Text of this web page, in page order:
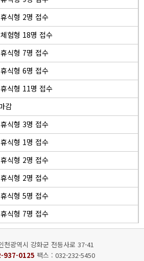
식형 2명 접수
험형 18명 접수
식형 7명 접수
식형 6명 접수
식형 11명 접수
감
식형 3명 접수
식형 1명 접수
식형 2명 접수
식형 2명 접수
식형 5명 접수
식형 7명 접수
천광역시 강화군 전등사로 37-41
937-0125 팩스 : 032-232-5450